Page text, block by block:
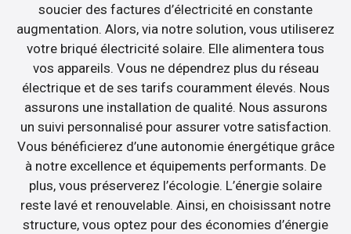
soucier des factures d’électricité en constante
augmentation. Alors, via notre solution, vous utiliserez
votre briqué électricité solaire. Elle alimentera tous
vos appareils. Vous ne dépendrez plus du réseau
électrique et de ses tarifs couramment élevés. Nous
assurons une installation de qualité. Nous assurons
un suivi personnalisé pour assurer votre satisfaction.
Vous bénéficierez d’une autonomie énergétique grâce
à notre excellence et équipements performants. De
plus, vous préserverez l’écologie. L’énergie solaire
reste lavé et renouvelable. Ainsi, en choisissant notre
structure, vous optez pour des économies d’énergie